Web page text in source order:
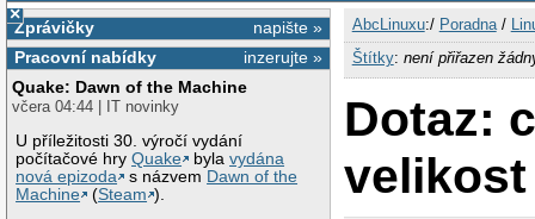
×
napište »
Zprávičky
inzerujte »
Pracovní nabídky
Quake: Dawn of the Machine
včera 04:44 | IT novinky
U příležitosti 30. výročí vydání
počítačové hryQuake bylavydána
nová epizoda
s názvem Dawn of the
Machine
(Steam ).
AbcLinuxu:/ Poradna/
Štítky: není přiřazen
Dotaz: